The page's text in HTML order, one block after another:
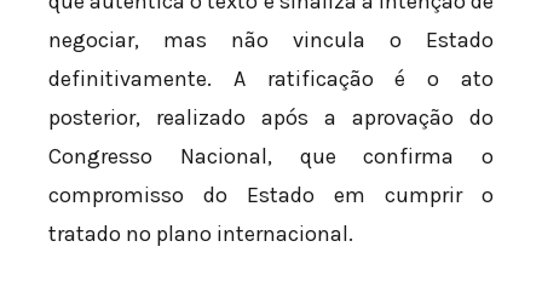
negociar, mas não vincula o Estado
definitivamente. A ratificação é o ato
posterior, realizado após a aprovação do
Congresso Nacional, que confirma o
compromisso do Estado em cumprir o
tratado no plano internacional.